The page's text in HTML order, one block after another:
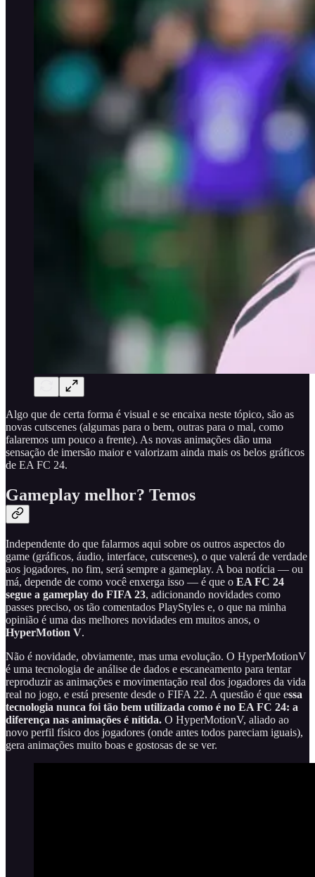
Algo que de certa forma é visual e se encaixa neste tópico, são as
novas cutscenes (algumas para o bem, outras para o mal, como
falaremos um pouco a frente). As novas animações dão uma
sensação de imersão maior e valorizam ainda mais os belos gráficos
de EA FC 24.
Gameplay melhor? Temos
Independente do que falarmos aqui sobre os outros aspectos do
game (gráficos, áudio, interface, cutscenes), o que valerá de verdade
aos jogadores, no fim, será sempre a gameplay. A boa notícia — ou
má, depende de como você enxerga isso — é que o EA FC 24
segue a gameplay do FIFA 23, adicionando novidades como
passes preciso, os tão comentados PlayStyles e, o que na minha
opinião é uma das melhores novidades em muitos anos, o
HyperMotion V.
Não é novidade, obviamente, mas uma evolução. O HyperMotionV
é uma tecnologia de análise de dados e escaneamento para tentar
reproduzir as animações e movimentação real dos jogadores da vida
real no jogo, e está presente desde o FIFA 22. A questão é que essa
tecnologia nunca foi tão bem utilizada como é no EA FC 24: a
diferença nas animações é nítida. O HyperMotionV, aliado ao
novo perfil físico dos jogadores (onde antes todos pareciam iguais),
gera animações muito boas e gostosas de se ver.